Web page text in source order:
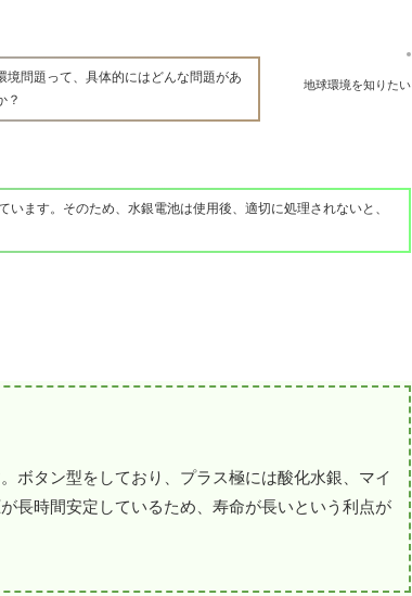
地球環境を知りたい
問題って、具体的にはどんな問題があ
？
ます。そのため、水銀電池は使用後、適切に処理されないと、
ボタン型をしており、プラス極には酸化水銀、マイ
長時間安定しているため、寿命が長いという利点が